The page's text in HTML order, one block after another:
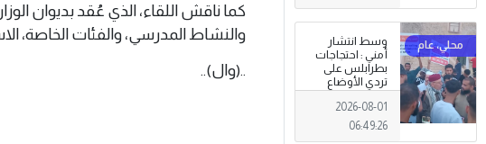
وسط انتشار
أمني : احتجاجات
بطرابلس على
تردي الأوضاع
المعيشية وتدني
الخدمات العامة .
2026-08-01
06:49:26
كما ناقش اللقاء، الذي عُقد بديوان
والنشاط المدرسي، والفئات الخاصة،
..(وال)..